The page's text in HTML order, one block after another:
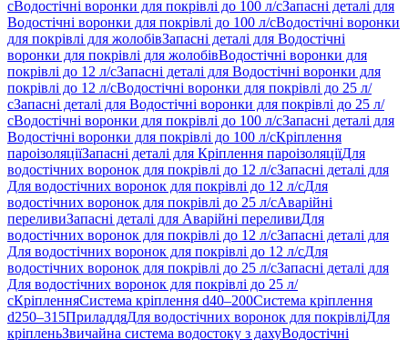
сВодостічні воронки для покрівлі до 100 л/сЗапасні деталі для
Водостічні воронки для покрівлі до 100 л/сВодостічні воронки
для покрівлі для жолобівЗапасні деталі для Водостічні
воронки для покрівлі для жолобівВодостічні воронки для
покрівлі до 12 л/сЗапасні деталі для Водостічні воронки для
покрівлі до 12 л/сВодостічні воронки для покрівлі до 25 л/
сЗапасні деталі для Водостічні воронки для покрівлі до 25 л/
сВодостічні воронки для покрівлі до 100 л/сЗапасні деталі для
Водостічні воронки для покрівлі до 100 л/сКріплення
пароізоляціїЗапасні деталі для Кріплення пароізоляціїДля
водостічних воронок для покрівлі до 12 л/сЗапасні деталі для
Для водостічних воронок для покрівлі до 12 л/сДля
водостічних воронок для покрівлі до 25 л/сАварійні
переливиЗапасні деталі для Аварійні переливиДля
водостічних воронок для покрівлі до 12 л/сЗапасні деталі для
Для водостічних воронок для покрівлі до 12 л/сДля
водостічних воронок для покрівлі до 25 л/сЗапасні деталі для
Для водостічних воронок для покрівлі до 25 л/
сКріпленняСистема кріплення d40–200Система кріплення
d250–315ПриладдяДля водостічних воронок для покрівліДля
кріпленьЗвичайна система водостоку з дахуВодостічні